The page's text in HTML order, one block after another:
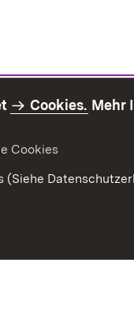
Cookies. Mehr
Cookies
(Siehe